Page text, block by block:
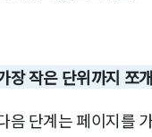
장 작은 단위까지 쪼
음 단계는 페이지를